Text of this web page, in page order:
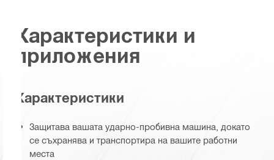
Характеристики и
приложения
Характеристики
Защитава вашата ударно-пробивна машина, докато
се съхранява и транспортира на вашите работни
места